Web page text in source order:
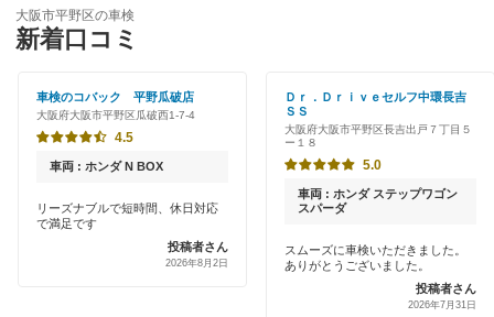
大阪市北区
大阪市此花区
大阪市城東区
大阪市住之江区
特典あり
クレジットカードOK
土日祝OK
代車あり
オートバックス
伊藤忠エネクス
車検のコバック
エネフリ車検
大阪市平野区の車検
新着口コミ
車検のコバック 平野瓜破店
大阪府大阪市平野区瓜破西1-7-4
4.5
車両 : ホンダ N BOX
リーズナブルで短時間、休日対応
で満足です
投稿者さん
2026年8月2日
Ｄｒ．Ｄｒｉｖｅセルフ中環長吉
ＳＳ
大阪府大阪市平野区長吉出戸７丁目５
ー１８
5.0
車両 : ホンダ ステップワゴン
スパーダ
スムーズに車検いただきました。
ありがとうございました。
投稿者さん
2026年7月31日